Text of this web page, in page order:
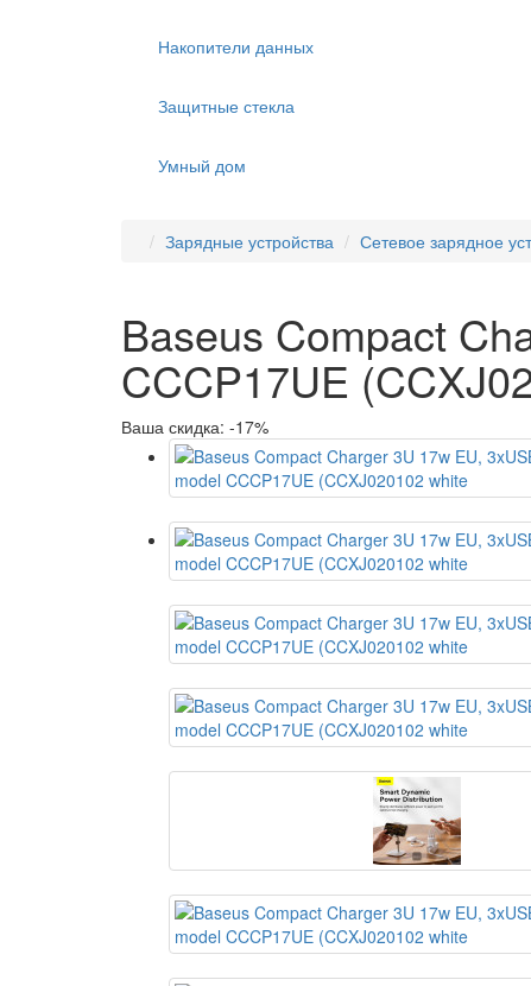
Накопители данных
Защитные стекла
Умный дом
Зарядные устройства Сетевое зарядное
Baseus Compact
CCCP17UE
Ваша скидка: -17%